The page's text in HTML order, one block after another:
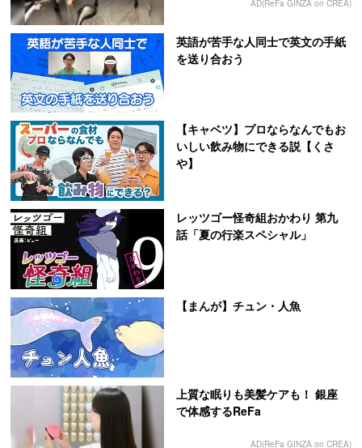
AD(ReFa GINZA on CREA)
英語が苦手な人同士で英文の手紙
を送り合おう
【キャベツ】プロならなんでもお
いしい飲み物にできる説【くさ
や】
レッツゴー怪奇組おかわり 第九
話「夏の行楽スペシャル」
【まんが】チュン・人魚
上質な眠りも美髪ケアも！ 銀座
で体感するReFa
AD(ReFa GINZA on CREA)